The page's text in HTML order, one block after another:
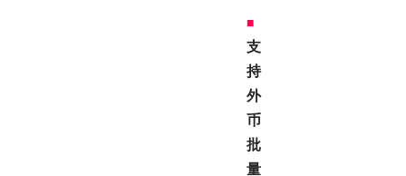
■
支
持
外
币
批
量